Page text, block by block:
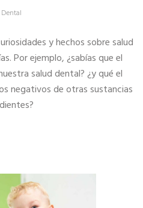
y hechos sobre salud
Por ejemplo, ¿sabías que el
salud dental? ¿y qué el
negativos de otras sustancias